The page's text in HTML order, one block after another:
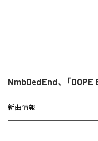
NmbDedEnd、「DOPE
新曲情報